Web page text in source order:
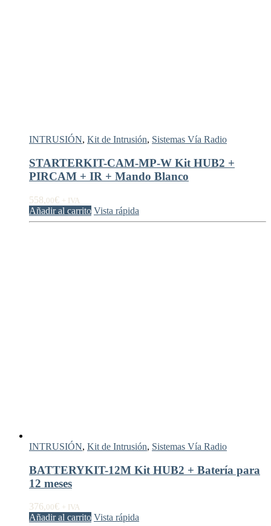
INTRUSIÓN, Kit de Intrusión, Sistemas Vía Radio
STARTERKIT-CAM-MP-W Kit HUB2 +
PIRCAM + IR + Mando Blanco
558,00€ + IVA
Añadir al carrito Vista rápida
INTRUSIÓN, Kit de Intrusión, Sistemas Vía Radio
BATTERYKIT-12M Kit HUB2 + Batería para
12 meses
376,00€ + IVA
Añadir al carrito Vista rápida